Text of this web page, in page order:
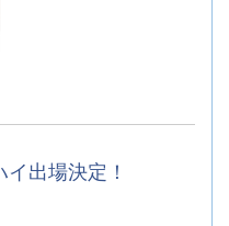
出場決定！